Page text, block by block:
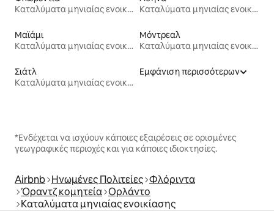
Καταλύματα μηνιαίας ενοικίασης
Καταλύματα μηνιαίας ενοικίασης
Μαϊάμι
Καταλύματα μηνιαίας ενοικίασης
Μόντρεαλ
Καταλύματα μηνιαίας ενοικίασης
Σιάτλ
Καταλύματα μηνιαίας ενοικίασης
Εμφάνιση περισσότερων
*Ενδέχεται να ισχύουν κάποιες εξαιρέσεις σε ορισμένες
γεωγραφικές περιοχές και για κάποιες ιδιοκτησίες.
Airbnb Ηνωμένες Πολιτείες Φλόριντα
Όραντζ κομητεία Ορλάντο
Καταλύματα μηνιαίας ενοικίασης